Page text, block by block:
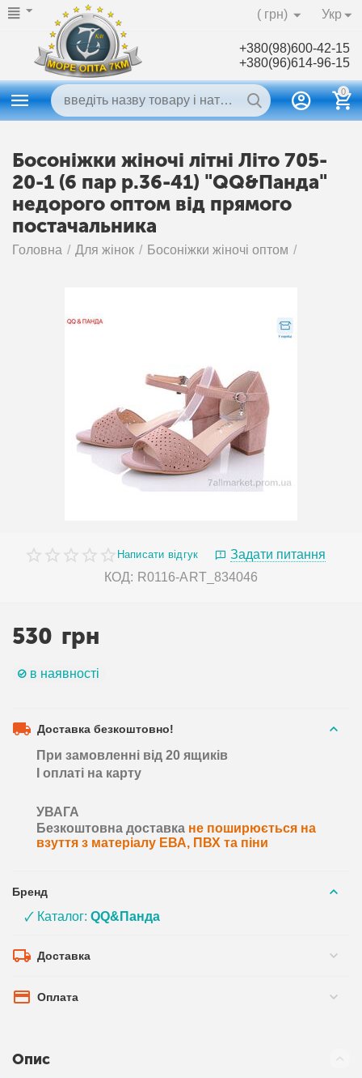
Укр
( грн)
+380(98)600-42-15
+380(96)614-96-15
0
Босоніжки жіночі літні Літо 705-
20-1 (6 пар р.36-41) "QQ&Панда"
недорого оптом від прямого
постачальника
Головна / Для жінок / Босоніжки жіночі оптом /
Написати відгук
Задати питання
КОД: R0116-ART_834046
530 грн
в наявності
Доставка безкоштовно!
При замовленні від 20 ящиків
І оплаті на карту
УВАГА
Безкоштовна доставка не поширюється на
взуття з матеріалу ЕВА, ПВХ та піни
Бренд
🗸 Каталог:QQ&Панда
Доставка
Оплата
Опис